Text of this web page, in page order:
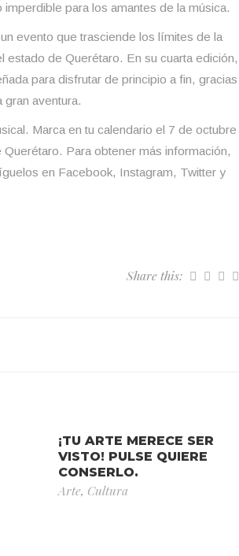
para los amantes de la música.
evento que trasciende los límites de la
estado de Querétaro. En su cuarta edición,
para disfrutar de principio a fin, gracias
aventura.
Marca en tu calendario el 7 de octubre
Para obtener más información,
en Facebook, Instagram, Twitter y
Share this:
¡TU ARTE MERECE SER
VISTO! PULSE QUIERE
CONSERLO.
Arte, Cultura